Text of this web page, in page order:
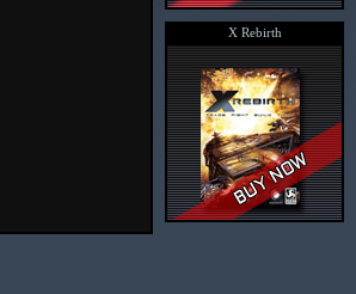
X Rebirth